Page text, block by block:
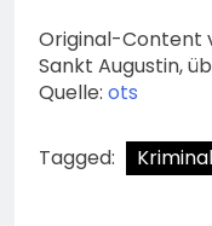
Original-Content
Sankt Augustin,
Quelle: ots
Tagged: